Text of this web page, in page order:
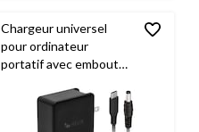
Chargeur universel
pour ordinateur
portatif avec embouts